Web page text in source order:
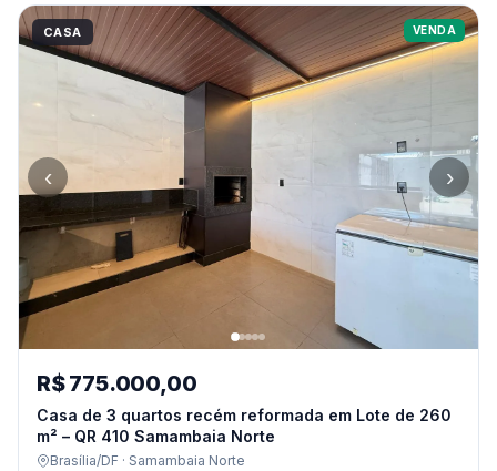
CASA VENDA
‹ ›
R$ 775.000,00
Casa de 3 quartos recém reformada em Lote de 260
m² – QR 410 Samambaia Norte
Brasília/DF · Samambaia Norte